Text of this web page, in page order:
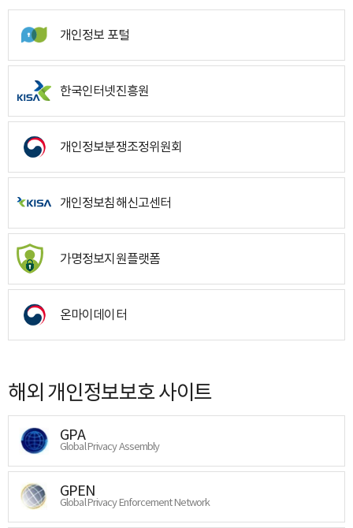
개인정보 포털
한국인터넷진흥원
개인정보분쟁조정위원회
개인정보침해신고센터
가명정보지원플랫폼
온마이데이터
해외 개인정보보호 사이트
GPA
Global Privacy Assembly
GPEN
Global Privacy Enforcement Network